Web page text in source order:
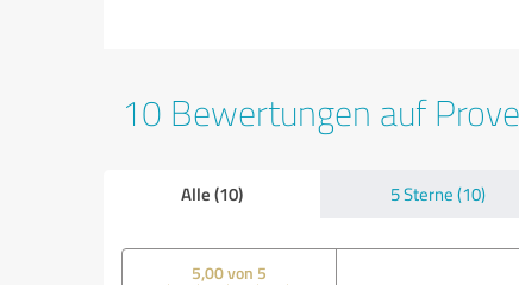
10 Bewertungen auf
Alle (10) 5 Sterne (10)
5,00 von 5